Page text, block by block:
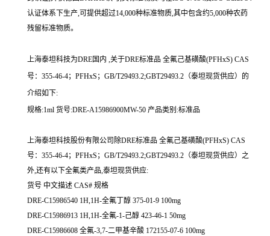
认证体系下生产,可提供超过14,000种标准物质,其中包含约5,000种农药
残留标准物质。
上海泰坦科技为DRE国内 ,关于DRE标准品 全氟己基磺酸(PFHxS) CAS
号：355-46-4；PFHxS；GB/T29493.2;GBT29493.2（泰坦现货供应）的
介绍如下:
规格:1ml 货号:DRE-A15986900MW-50 产品类别:标准品
上海泰坦科技股份有限公司除DRE标准品 全氟己基磺酸(PFHxS) CAS
号：355-46-4；PFHxS；GB/T29493.2;GBT29493.2（泰坦现货供应）之
外,还有以下全氟类产品,泰坦现货供应:
货号 中文描述 CAS# 规格
DRE-C15986540 1H,1H-全氟丁醇 375-01-9 100mg
DRE-C15986913 1H,1H-全氟-1-己醇 423-46-1 50mg
DRE-C15986608 全氟-3,7-二甲基辛酸 172155-07-6 100mg